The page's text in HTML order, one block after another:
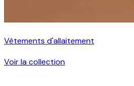
Vêtements d'allaitement
Voir la collection